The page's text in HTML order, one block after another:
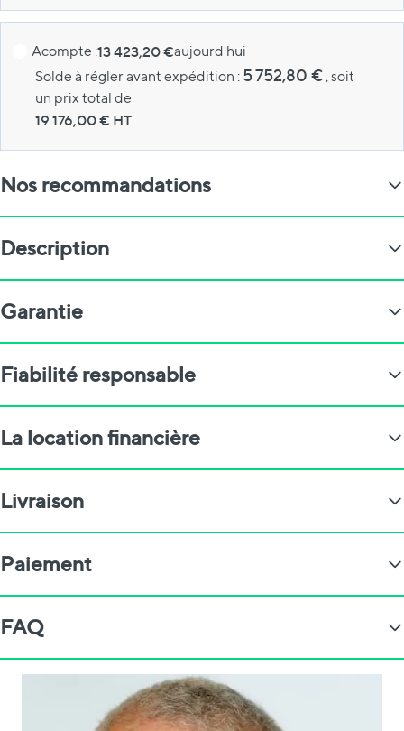
Acompte :13 423,20 €aujourd'hui
Solde à régler avant expédition : 5 752,80 € , soit
un prix total de
19 176,00€ HT
Nos recommandations
Description
Garantie
Fiabilité responsable
La location financière
Livraison
Paiement
FAQ